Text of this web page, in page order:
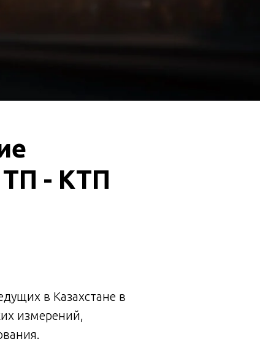
- КТП
в Казахстане в
измерений,